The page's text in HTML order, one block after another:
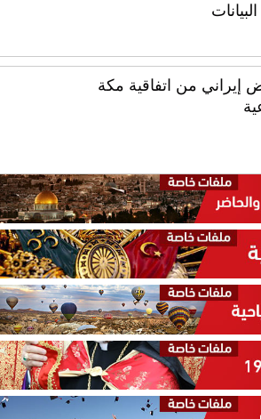
إيراني من اتفاقية مكة